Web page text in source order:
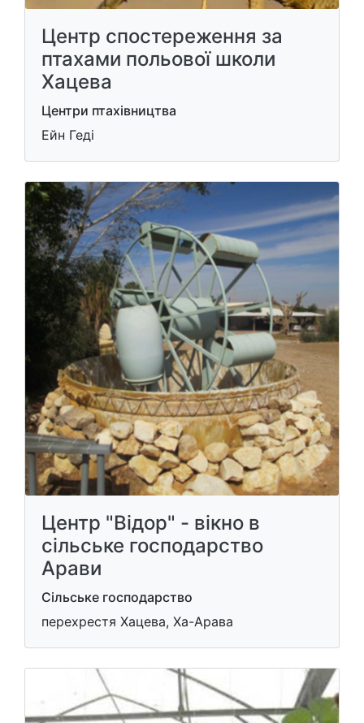
Центр спостереження за
птахами польової школи
Хацева
Центри птахівництва
Ейн Геді
Центр "Відор" - вікно в
сільське господарство
Арави
Сільське господарство
перехрестя Хацева, Ха-Арава